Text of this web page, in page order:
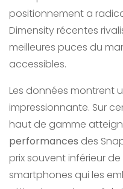
positionnement a
Dimensity récentes
meilleures puces du
accessibles.
Les données montrent
impressionnante. Sur
haut de gamme
performances des
prix souvent inférieur de
smartphones qui les